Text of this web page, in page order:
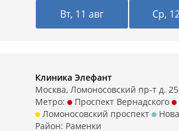
Вт, 11 авг Ср,
Клиника Элефант
Москва, Ломоносовский пр-т д.
Метро:
Проспект Вернадского
Ломоносовский проспект
Район: Раменки